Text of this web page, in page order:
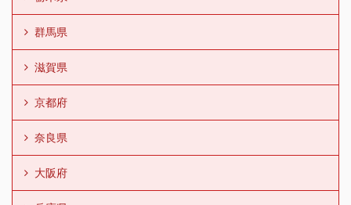
群馬県
滋賀県
京都府
奈良県
大阪府